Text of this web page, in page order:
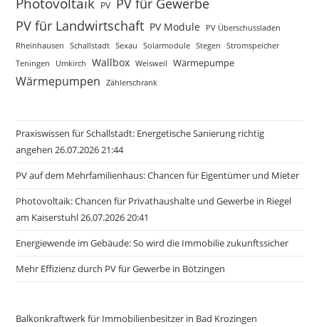
PV
PV für Landwirtschaft PV Module
PV Überschussladen
Rheinhausen
Schallstadt Sexau Solarmodule Stegen
Stromspeicher
Teningen
Umkirch Wallbox Weisweil Wärmepumpe
Wärmepumpen Zählerschrank
Praxiswissen für Schallstadt: Energetische Sanierung richtig
angehen 26.07.2026 21:44
PV auf dem Mehrfamilienhaus: Chancen für Eigentümer und Mieter
Photovoltaik: Chancen für Privathaushalte und Gewerbe in Riegel
am Kaiserstuhl 26.07.2026 20:41
Energiewende im Gebäude: So wird die Immobilie zukunftssicher
Mehr Effizienz durch PV für Gewerbe in Bötzingen
Balkonkraftwerk für Immobilienbesitzer in Bad Krozingen